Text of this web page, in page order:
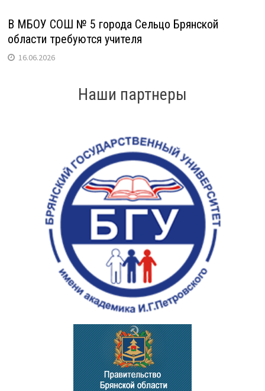
В МБОУ СОШ № 5 города Сельцо Брянской
области требуются учителя
16.06.2026
Наши партнеры